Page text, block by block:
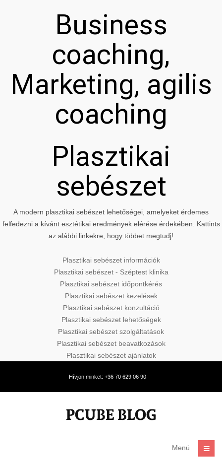
Business
coaching,
Marketing, agilis
coaching
Plasztikai
sebészet
A modern plasztikai sebészet lehetőségei, amelyeket érdemes
felfedezni a kívánt esztétikai eredmények elérése érdekében. Kattints
az alábbi linkekre, hogy többet megtudj!
Plasztikai sebészet információk
Plasztikai sebészet - Széptest klinika
Plasztikai sebészet időpontkérés
Plasztikai sebészet kezelések
Plasztikai sebészet konzultáció
Plasztikai sebészet lehetőségek
Plasztikai sebészet szolgáltatások
Plasztikai sebészet beavatkozások
Plasztikai sebészet ajánlatok
Hívjon minket: +36 70 629 06 90
Menü